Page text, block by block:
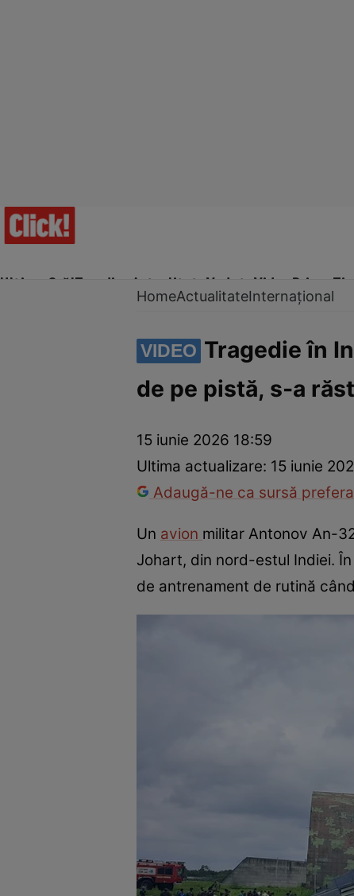
Ultima Oră!Trending Actualitate Vedete Video Prime Time
InternaționalFapt divers
HomeActualitateInternațional
VIDEO Tragedie în
de pe pistă, s-a
15 iunie 2026 18:59
Ultima actualizare: 15 iunie
Adaugă-ne ca sursă
Un avion militar Antonov An-
Johart, din nord-estul Indiei.
de antrenament de rutină